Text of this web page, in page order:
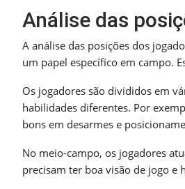
Análise das
A análise das posições dos
um papel específico em campo.
Os jogadores são divididos em
habilidades diferentes. Por
bons em desarmes e
No meio-campo, os jogadores
precisam ter boa visão de jogo e